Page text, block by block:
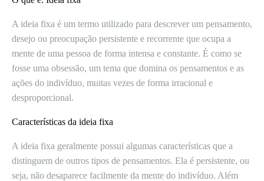
A ideia fixa é um termo utilizado para descrever um pensamento,
desejo ou preocupação persistente e recorrente que ocupa a
mente de uma pessoa de forma intensa e constante. É como se
fosse uma obsessão, um tema que domina os pensamentos e as
ações do indivíduo, muitas vezes de forma irracional e
desproporcional.
Características da ideia fixa
A ideia fixa geralmente possui algumas características que a
distinguem de outros tipos de pensamentos. Ela é persistente, ou
seja, não desaparece facilmente da mente do indivíduo. Além